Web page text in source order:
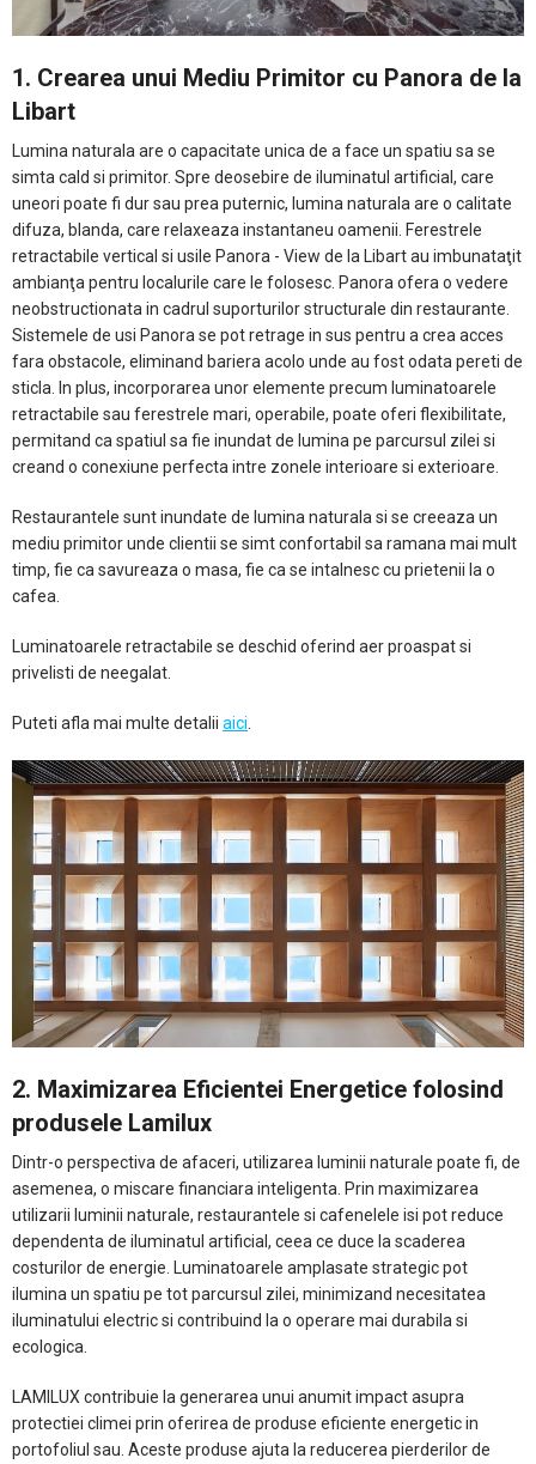
1. Crearea unui Mediu Primitor cu Panora de la
Libart
Lumina naturala are o capacitate unica de a face un spatiu sa se
simta cald si primitor. Spre deosebire de iluminatul artificial, care
uneori poate fi dur sau prea puternic, lumina naturala are o calitate
difuza, blanda, care relaxeaza instantaneu oamenii. Ferestrele
retractabile vertical si usile Panora - View de la Libart au imbunataţit
ambianţa pentru localurile care le folosesc. Panora ofera o vedere
neobstructionata in cadrul suporturilor structurale din restaurante.
Sistemele de usi Panora se pot retrage in sus pentru a crea acces
fara obstacole, eliminand bariera acolo unde au fost odata pereti de
sticla. In plus, incorporarea unor elemente precum luminatoarele
retractabile sau ferestrele mari, operabile, poate oferi flexibilitate,
permitand ca spatiul sa fie inundat de lumina pe parcursul zilei si
creand o conexiune perfecta intre zonele interioare si exterioare.
Restaurantele sunt inundate de lumina naturala si se creeaza un
mediu primitor unde clientii se simt confortabil sa ramana mai mult
timp, fie ca savureaza o masa, fie ca se intalnesc cu prietenii la o
cafea.
Luminatoarele retractabile se deschid oferind aer proaspat si
privelisti de neegalat.
Puteti afla mai multe detalii aici
2. Maximizarea Eficientei Energetice folosind
produsele Lamilux
Dintr-o perspectiva de afaceri, utilizarea luminii naturale poate fi, de
asemenea, o miscare financiara inteligenta. Prin maximizarea
utilizarii luminii naturale, restaurantele si cafenelele isi pot reduce
dependenta de iluminatul artificial, ceea ce duce la scaderea
costurilor de energie. Luminatoarele amplasate strategic pot
ilumina un spatiu pe tot parcursul zilei, minimizand necesitatea
iluminatului electric si contribuind la o operare mai durabila si
ecologica.
LAMILUX contribuie la generarea unui anumit impact asupra
protectiei climei prin oferirea de produse eficiente energetic in
portofoliul sau. Aceste produse ajuta la reducerea pierderilor de